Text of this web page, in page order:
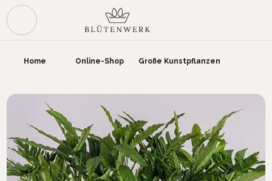
Zum Hauptinhalt springen
Home Online-Shop Große Kunstpflanzen
Bildergalerie überspringen